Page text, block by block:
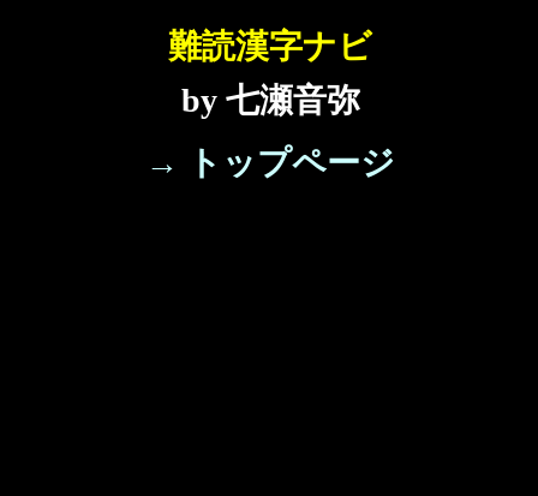
難読漢字ナビ
by 七瀬音弥
→ トップページ